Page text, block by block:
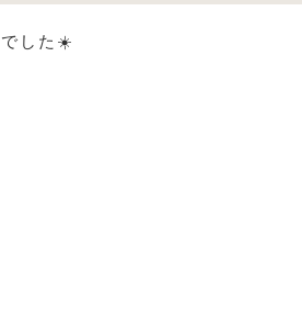
した☀️